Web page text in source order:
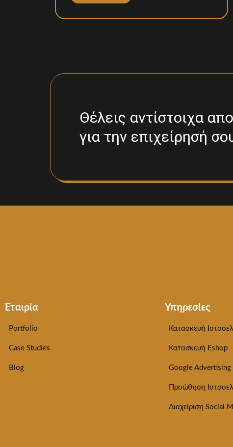
Θέλεις αντίστοιχα
για την επιχείρησή
Εταιρία
Portfolio
Case Studies
Blog
Υπηρεσίες
Κατασκευή
Κατασκευή Eshop
Google Advertising
Προώθηση
Διαχείριση Social